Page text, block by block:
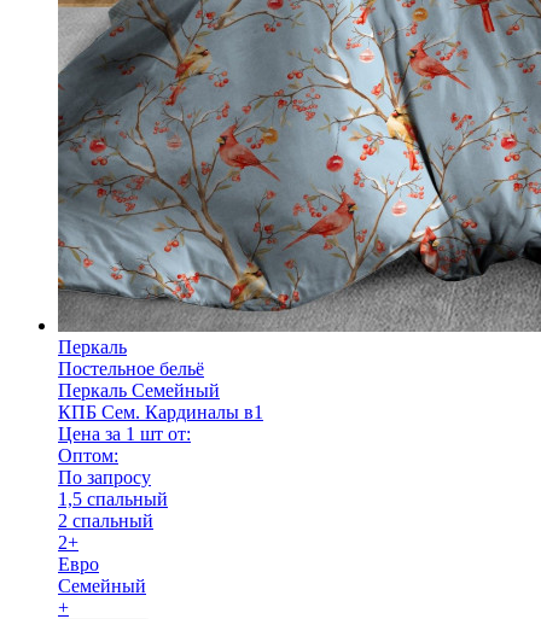
Перкаль
Постельное бельё
Перкаль Семейный
КПБ Сем. Кардиналы в1
Цена за 1 шт от:
Оптом:
По запросу
1,5 спальный
2 спальный
2+
Евро
Семейный
+